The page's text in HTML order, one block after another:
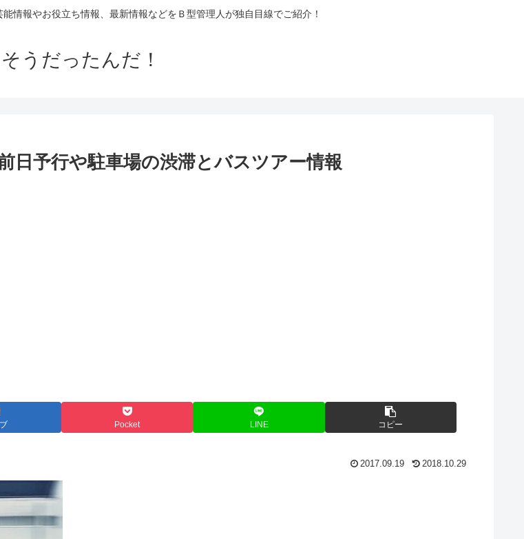
情報やお役立ち情報、最新情報などをＢ型管理人が独自目線でご紹介！
うだったんだ！
日予行や駐車場の渋滞とバスツアー情報
Pocket LINE コピー
2017.09.19 2018.10.29